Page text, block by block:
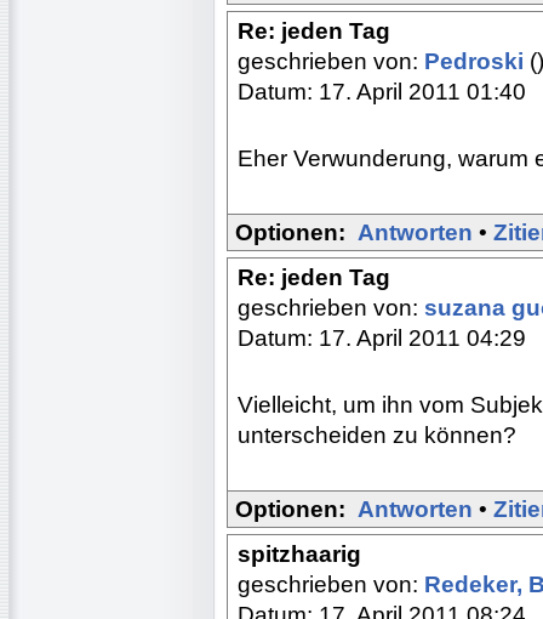
Re: jeden Tag
geschrieben von: Pedroski ()
Datum: 17. April 2011 01:40
Eher Verwunderung, warum
Optionen: Antworten •
Re: jeden Tag
geschrieben von: suzana
Datum: 17. April 2011 04:29
Vielleicht, um ihn vom
unterscheiden zu können?
Optionen: Antworten •
spitzhaarig
geschrieben von: Redeker,